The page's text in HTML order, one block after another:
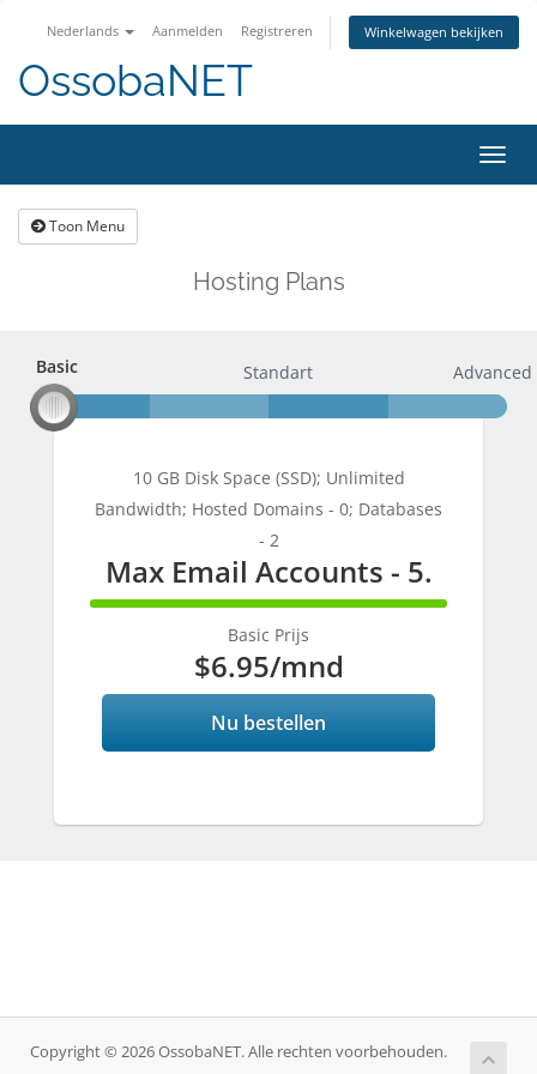
Nederlands Aanmelden Registreren Winkelwagen bekijken
OssobaNET
in-/
Toon Menu
Hosting Plans
Basic
Basic Standart Advanced
10 GB Disk Space (SSD); Unlimited
Bandwidth; Hosted Domains - 0; Databases
- 2
Max Email Accounts - 5.
100%
Basic Prijs
$6.95/mnd
Nu bestellen
Copyright © 2026 OssobaNET. Alle rechten voorbehouden.